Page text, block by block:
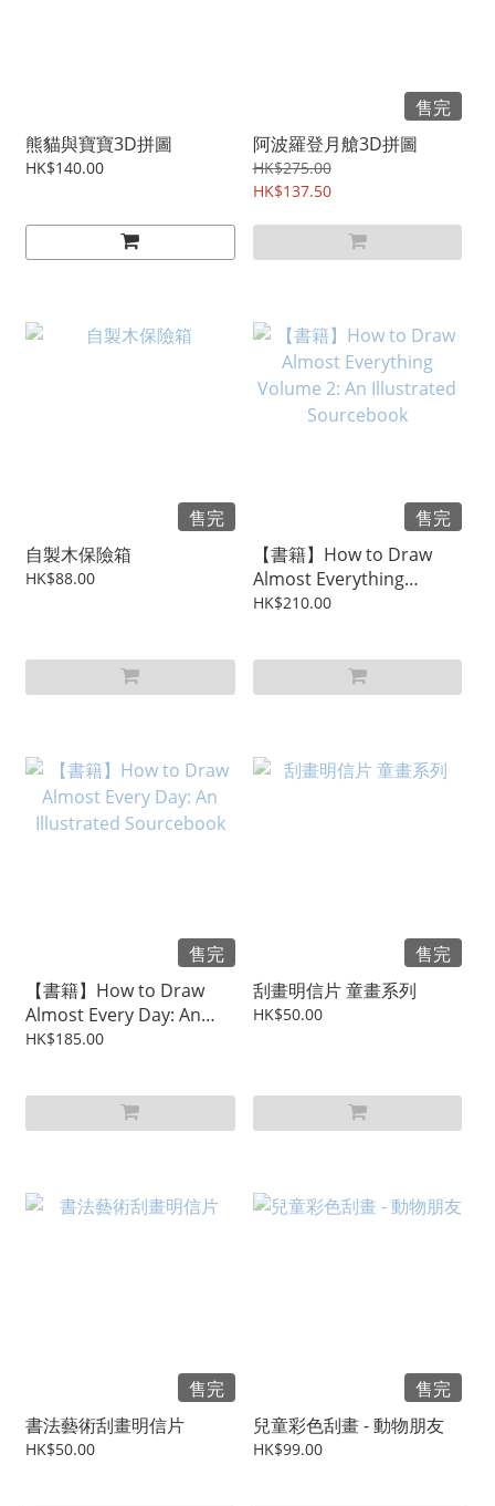
熊貓與寶寶3D拼圖
HK$140.00
售完
阿波羅登月艙3D拼圖
HK$275.00
HK$137.50
售完
自製木保險箱
HK$88.00
售完
【書籍】How to Draw
Almost Everything
Volume 2: An Illustrated
HK$210.00
售完
【書籍】How to Draw
Almost Every Day: An
Illustrated Sourcebook
HK$185.00
售完
刮畫明信片 童畫系列
HK$50.00
售完
書法藝術刮畫明信片
HK$50.00
售完
兒童彩色刮畫 - 動物朋友
HK$99.00